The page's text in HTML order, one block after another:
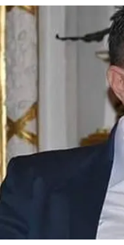
Politica
Economia e
Italia Mondo